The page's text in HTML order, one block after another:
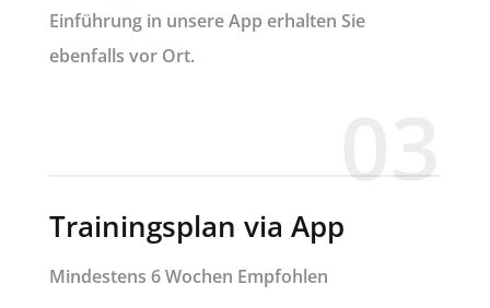
Einführung in unsere App erhalten Sie
ebenfalls vor Ort.
03
Trainingsplan via App
Mindestens 6 Wochen Empfohlen